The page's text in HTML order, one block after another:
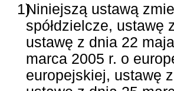
1)Niniejszą ustawą
spółdzielcze, ustawę
ustawę z dnia 22
marca 2005 r. o
europejskiej, ustawę